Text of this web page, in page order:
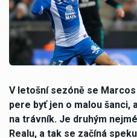
V letošní sezóně se
pere byť jen o malou šanci,
na trávník. Je druhým
Realu, a tak se začíná